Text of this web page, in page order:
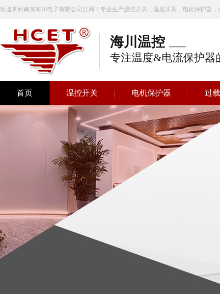
欢迎来到南京海川电子有限公司官网！专业生产温控开关，温度开关，电机保护器
海川温控
专注温度&电流保护器
首页 温控开关 电机保护器 过